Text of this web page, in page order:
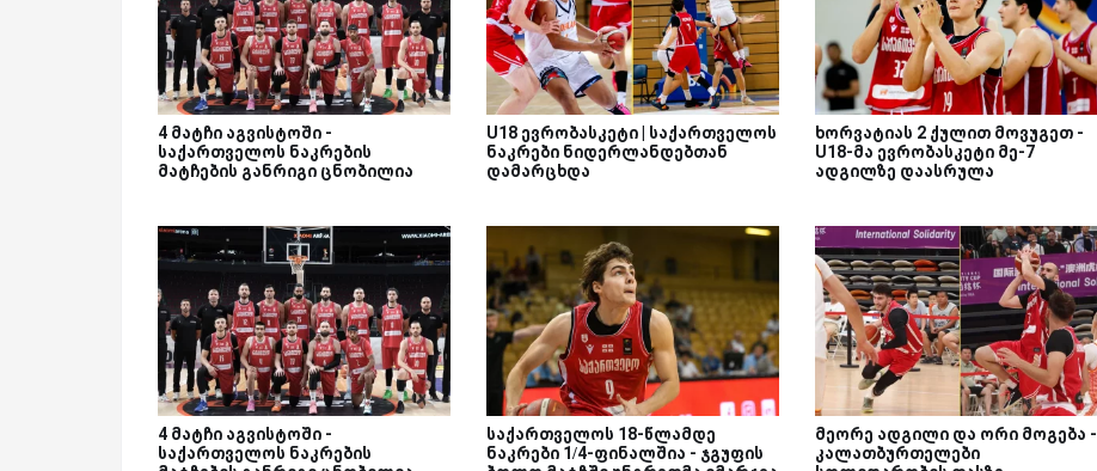
4 მატჩი აგვისტოში -
საქართველოს ნაკრების
მატჩების განრიგი ცნობილია
U18 ევრობასკეტი | საქართველოს
ნაკრები ნიდერლანდებთან
დამარცხდა
ხორვატიას 2 ქულით მოვუგეთ -
U18-მა ევრობასკეტი მე-7
ადგილზე დაასრულა
4 მატჩი აგვისტოში -
საქართველოს ნაკრების
საქართველოს 18-წლამდე
ნაკრები 1/4-ფინალშია - ჯგუფის
მეორე ადგილი და ორი მოგება -
კალათბურთელები